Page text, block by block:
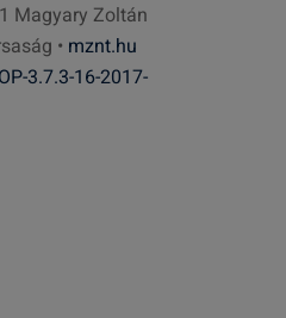
Magyary Zoltán
• mznt.hu
3.7.3-16-2017-